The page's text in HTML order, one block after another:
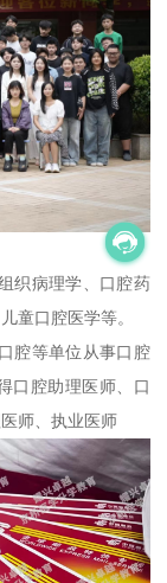
织病理学、口腔药
童口腔医学等。
腔等单位从事口腔
口腔助理医师、口
师、执业医师